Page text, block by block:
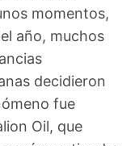
momentos,
año, muchos
decidieron
fue
Oil, que